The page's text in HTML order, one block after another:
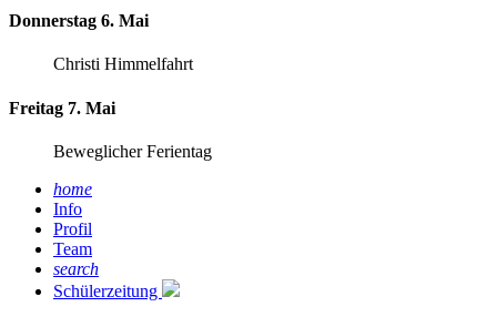
Donnerstag 6. Mai
Christi Himmelfahrt
Freitag 7. Mai
Beweglicher Ferientag
home
Info
Profil
Team
search
Schülerzeitung